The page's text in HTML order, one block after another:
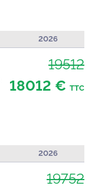
2026
19512
18012 € TTC
2026
19752